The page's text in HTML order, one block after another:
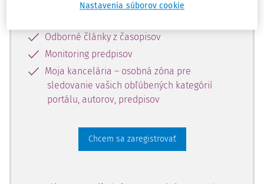
vybranému obsahu:
Odborné články z časopisov
Monitoring predpisov
Moja kancelária – osobná zóna pre
sledovanie vašich obľúbených kategórií
portálu, autorov, predpisov
Chcem sa zaregistrovať
Nastavenia súborov cookie